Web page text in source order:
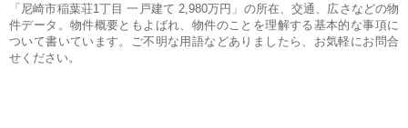
「尼崎市稲葉荘1丁目 一戸建て 2,980万円」の所在、交通、広さなどの物
件データ。物件概要ともよばれ、物件のことを理解する基本的な事項に
ついて書いています。ご不明な用語などありましたら、お気軽にお問合
せください。